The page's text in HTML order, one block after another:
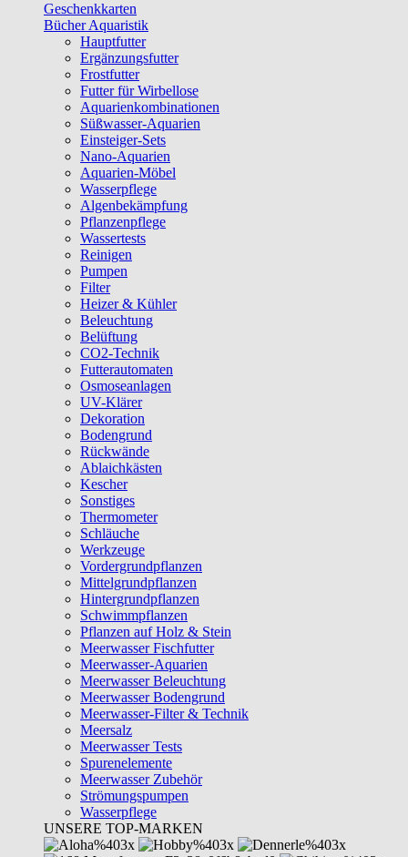
Geschenkkarten
Bücher Aquaristik
Hauptfutter
Ergänzungsfutter
Frostfutter
Futter für Wirbellose
Aquarienkombinationen
Süßwasser-Aquarien
Einsteiger-Sets
Nano-Aquarien
Aquarien-Möbel
Wasserpflege
Algenbekämpfung
Pflanzenpflege
Wassertests
Reinigen
Pumpen
Filter
Heizer & Kühler
Beleuchtung
Belüftung
CO2-Technik
Futterautomaten
Osmoseanlagen
UV-Klärer
Dekoration
Bodengrund
Rückwände
Ablaichkästen
Kescher
Sonstiges
Thermometer
Schläuche
Werkzeuge
Vordergrundpflanzen
Mittelgrundpflanzen
Hintergrundpflanzen
Schwimmpflanzen
Pflanzen auf Holz & Stein
Meerwasser Fischfutter
Meerwasser-Aquarien
Meerwasser Beleuchtung
Meerwasser Bodengrund
Meerwasser-Filter & Technik
Meersalz
Meerwasser Tests
Spurenelemente
Meerwasser Zubehör
Strömungspumpen
Wasserpflege
UNSERE TOP-MARKEN